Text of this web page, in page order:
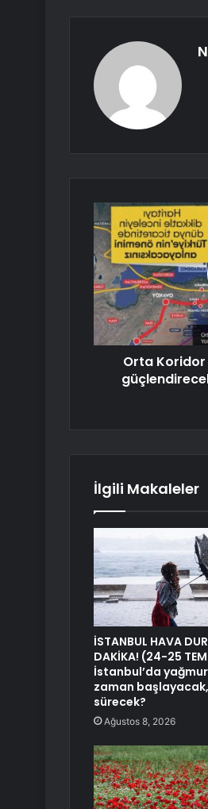
Orta Koridor
İlgili Makaleler
İSTANBUL HAVA
DAKİKA! (24-25
İstanbul’da yağmur
zaman
sürecek?
Ağustos 8, 2026